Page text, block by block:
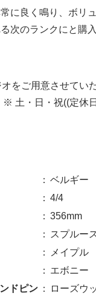
に良く鳴り、ボリ
次のランクにと購
をご用意させてい
土・日・祝((定休
： ベルギー
： 4/4
： 356mm
：
スプルー
：
メイプル
： エボニー
ドピン ：
ローズウ